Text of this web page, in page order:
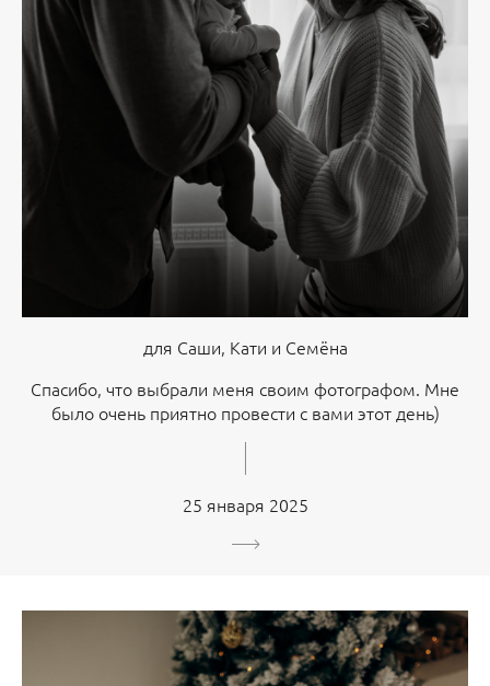
для Саши, Кати и Семёна
Спасибо, что выбрали меня своим фотографом. Мне
было очень приятно провести с вами этот день)
25 января 2025